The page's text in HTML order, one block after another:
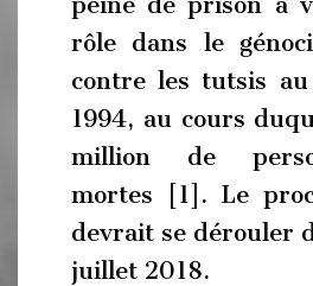
rôle dans le
contre les tutsis au
1994, au cours
million de
mortes [1]. Le
devrait se dérouler
juillet 2018.